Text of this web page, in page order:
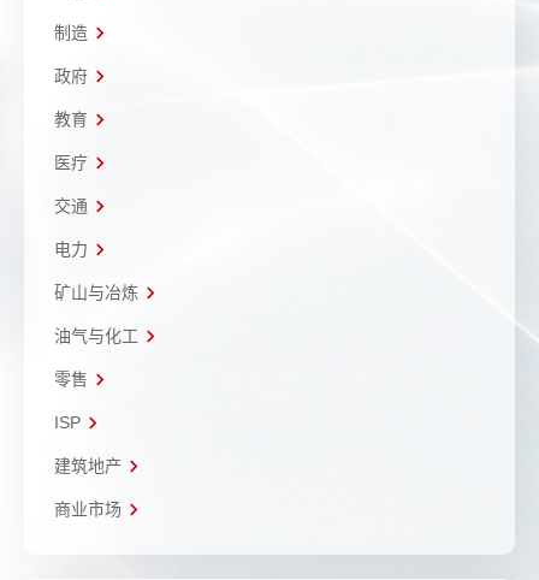
制造
政府
教育
医疗
交通
电力
矿山与冶炼
油气与化工
零售
ISP
建筑地产
商业市场